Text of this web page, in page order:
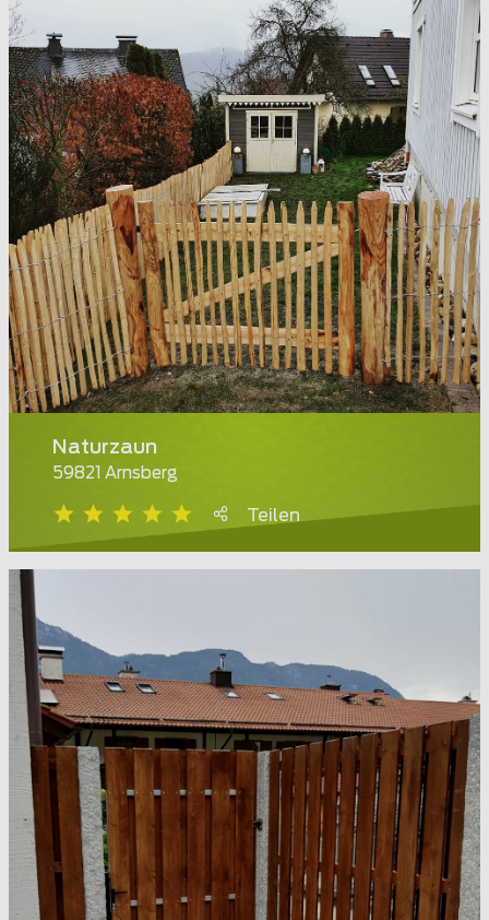
Naturzaun
59821 Arnsberg
Teilen